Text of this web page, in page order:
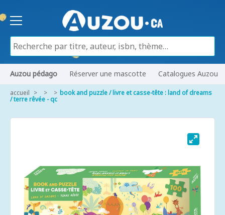
Auzou pédago Réserver une mascotte Catalogues Auzou
accueil book and puzzle / livre et casse-tête : land of dreams
/ terre rêvée - qc